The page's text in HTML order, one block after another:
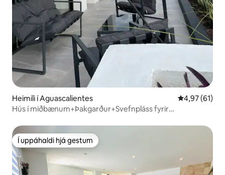
Heimili í Aguascalientes 4,97 af 5 í
4,97 (61)
Hús í miðbænum+Þakgarður+Svefnpláss fyrir
Í uppáhaldi hjá gestum
Í uppáhaldi hjá gestum